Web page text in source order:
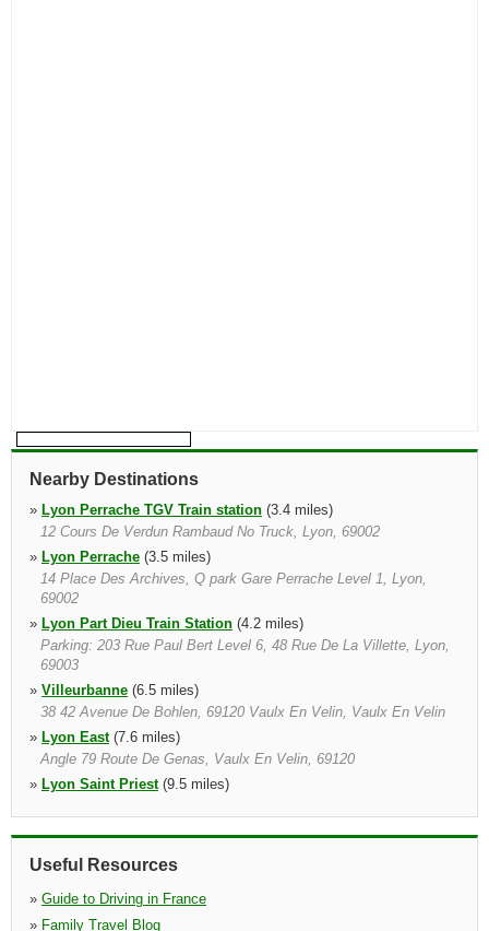
Nearby Destinations
» Lyon Perrache TGV Train station (3.4 miles)
12 Cours De Verdun Rambaud No Truck, Lyon, 69002
» Lyon Perrache (3.5 miles)
14 Place Des Archives, Q park Gare Perrache Level 1, Lyon,
69002
» Lyon Part Dieu Train Station (4.2 miles)
Parking: 203 Rue Paul Bert Level 6, 48 Rue De La Villette, Lyon,
69003
» Villeurbanne (6.5 miles)
38 42 Avenue De Bohlen, 69120 Vaulx En Velin, Vaulx En Velin
» Lyon East(7.6 miles)
Angle 79 Route De Genas, Vaulx En Velin, 69120
» Lyon Saint Priest(9.5 miles)
»Villefranche Sur Saône Train Station(13.9 miles)
Villefranche Sur Saone, 69400
Useful Resources
» Guide to Driving in France
» Family Travel Blog